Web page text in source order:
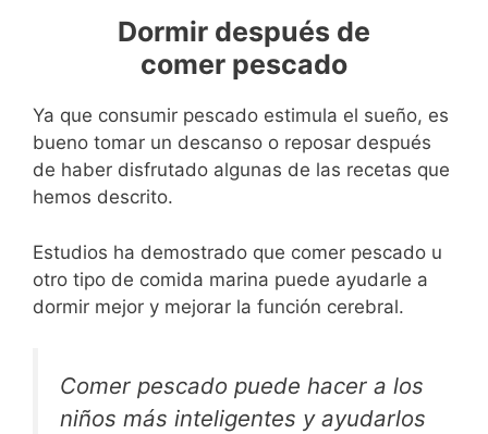
Dormir después de
comer pescado
Ya que consumir pescado estimula el sueño, es
bueno tomar un descanso o reposar después
de haber disfrutado algunas de las recetas que
hemos descrito.
Estudios ha demostrado que comer pescado u
otro tipo de comida marina puede ayudarle a
dormir mejor y mejorar la función cerebral.
Comer pescado puede hacer a los
niños más inteligentes y ayudarlos